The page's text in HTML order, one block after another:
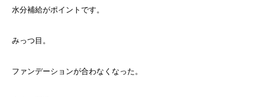
水分補給がポイントです。
みっつ目。
ファンデーションが合わなくなった。